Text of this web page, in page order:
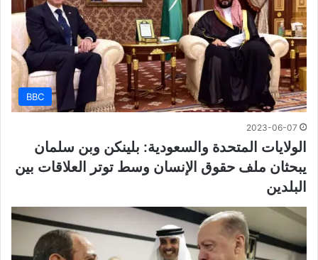
BBC
2023-06-07
الولايات المتحدة والسعودية: بلينكن وبن سلمان
يبحثان ملف حقوق الإنسان وسط توتر العلاقات بين
البلدين